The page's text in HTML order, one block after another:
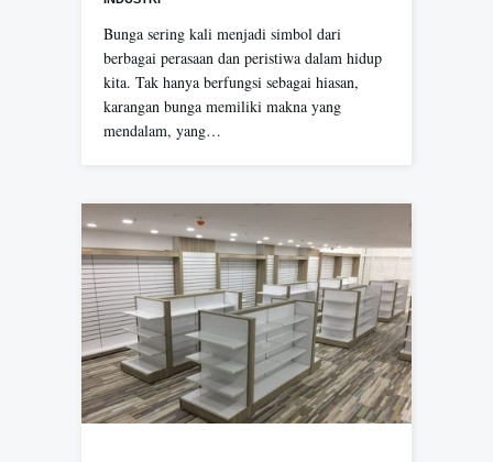
Bunga sering kali menjadi simbol dari
berbagai perasaan dan peristiwa dalam hidup
kita. Tak hanya berfungsi sebagai hiasan,
karangan bunga memiliki makna yang
mendalam, yang…